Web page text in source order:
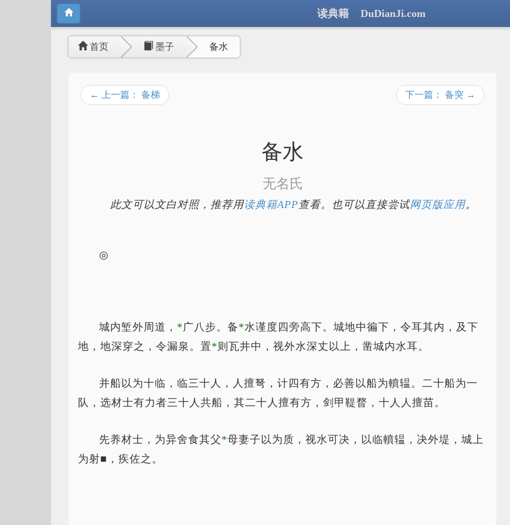
读典籍 DuDianJi.com
首页 墨子 备水
← 上一篇： 备梯 下一篇： 备突 →
备水
无名氏
此文可以文白对照，推荐用读典籍APP查看。也可以直接尝试网页版应用。
◎
城内堑外周道， * 广八步。备*水谨度四旁高下。城地中徧下，令耳其内，及下
地，地深穿之，令漏泉。置* 则 瓦井中，视外水深丈以上，凿城内水耳。
并船以为十临，临三十人，人擅弩，计四有方，必善以船为轒辒。二十船为一
队，选材士有力者三十人共船，其二十人擅有方，剑甲鞮瞀，十人人擅苗。
先养材士，为异舍食其父*母妻子以为质，视水可决，以临轒辒，决外堤，城上
为射■，疾佐之。